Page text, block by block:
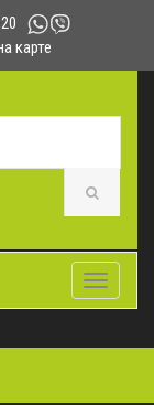
карте
Toggle